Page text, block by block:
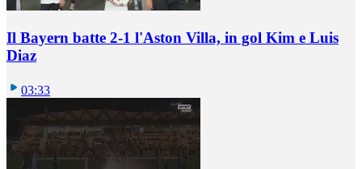
Il Bayern batte 2-1 l'Aston Villa, in gol Kim e Luis
Diaz
03:33